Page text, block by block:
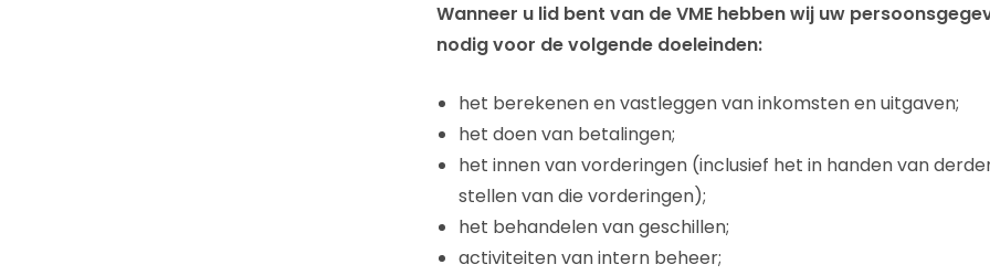
Wanneer u lid bent van de VME hebben wij uw
nodig voor de volgende doeleinden:
het berekenen en vastleggen van inkomsten en uitgaven;
het doen van betalingen;
het innen van vorderingen (inclusief het in handen van
stellen van die vorderingen);
het behandelen van geschillen;
activiteiten van intern beheer;